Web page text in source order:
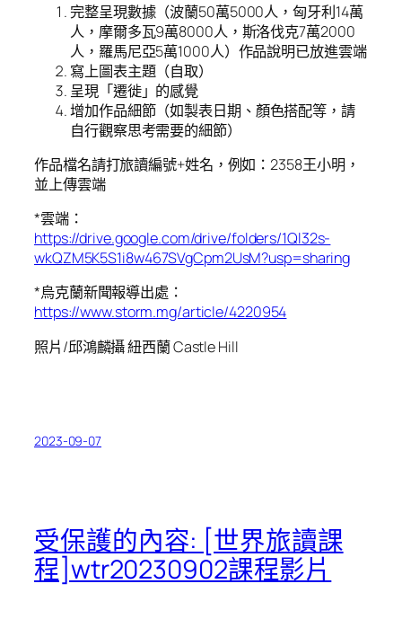
完整呈現數據（波蘭50萬5000人，匈牙利14萬
人，摩爾多瓦9萬8000人，斯洛伐克7萬2000
人，羅馬尼亞5萬1000人）作品說明已放進雲端
寫上圖表主題（自取）
呈現「遷徙」的感覺
增加作品細節（如製表日期、顏色搭配等，請
自行觀察思考需要的細節）
作品檔名請打旅讀編號+姓名，例如：2358王小明，
並上傳雲端
*雲端：
https://drive.google.com/drive/folders/1Ql32s-
wkQZM5K5S1i8w467SVgCpm2UsM?usp=sharing
*烏克蘭新聞報導出處：
https://www.storm.mg/article/4220954
照片/邱鴻麟攝 紐西蘭 Castle Hill
2023-09-07
受保護的內容: [世界旅讀課
程]wtr20230902課程影片